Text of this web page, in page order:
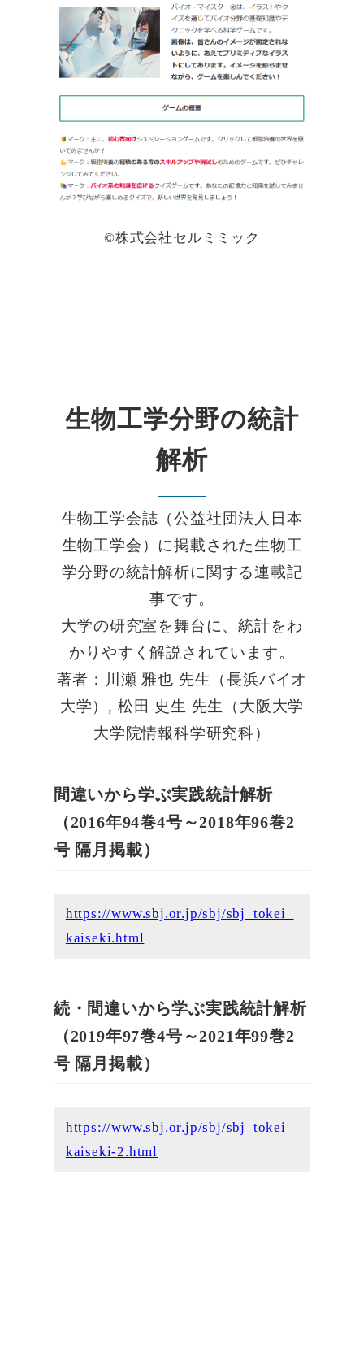
©株式会社セルミミック
生物工学分野の統計
解析
生物工学会誌（公益社団法人日本
生物工学会）に掲載された生物工
学分野の統計解析に関する連載記
事です。
大学の研究室を舞台に、統計をわ
かりやすく解説されています。
著者：川瀬 雅也 先生（長浜バイオ
大学）, 松田 史生 先生（大阪大学
大学院情報科学研究科）
間違いから学ぶ実践統計解析
（2016年94巻4号～2018年96巻2
号 隔月掲載）
https://www.sbj.or.jp/sbj/sbj_tokei_
kaiseki.html
続・間違いから学ぶ実践統計解析
（2019年97巻4号～2021年99巻2
号 隔月掲載）
https://www.sbj.or.jp/sbj/sbj_tokei_
kaiseki-2.html